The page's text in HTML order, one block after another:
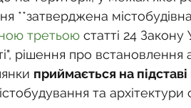
**затверджена
третьою статті 24 Закону
рішення про встановлення
приймається на
та архітектури